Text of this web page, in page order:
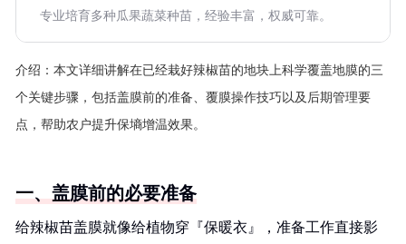
专业培育多种瓜果蔬菜种苗，经验丰富，权威可靠。
介绍： 本文详细讲解在已经栽好辣椒苗的地块上科学覆盖地膜的三
个关键步骤，包括盖膜前的准备、覆膜操作技巧以及后期管理要
点，帮助农户提升保墒增温效果。
一、盖膜前的必要准备
给辣椒苗盖膜就像给植物穿『保暖衣』，准备工作直接影